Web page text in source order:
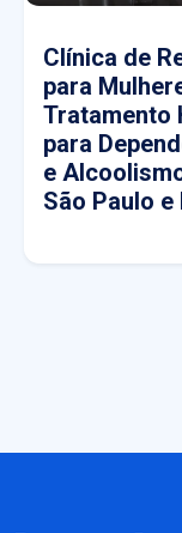
Clínica de
para
Tratamento
para
e
São Paulo e